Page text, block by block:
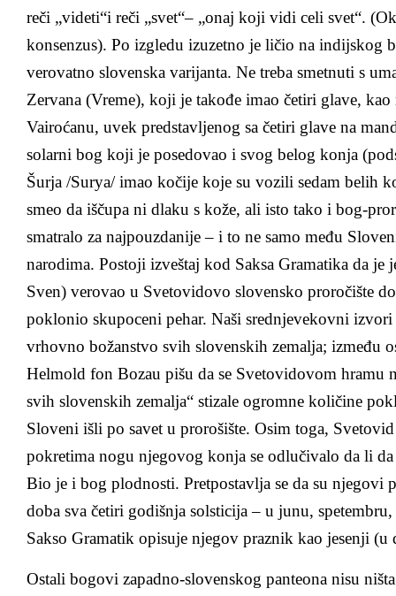
reči „videti“i reči „svet“– „onaj koji vidi celi svet“.
konsenzus). Po izgledu izuzetno je ličio na indijskog
verovatno slovenska varijanta. Ne treba smetnuti s
Zervana (Vreme), koji je takođe imao četiri glave,
Vairoćanu, uvek predstavljenog sa četiri glave na
solarni bog koji je posedovao i svog belog konja
Šurja /Surya/ imao kočije koje su vozili sedam belih
smeo da iščupa ni dlaku s kože, ali isto tako i bog-
smatralo za najpouzdanije – i to ne samo među
narodima. Postoji izveštaj kod Saksa Gramatika da je
Sven) verovao u Svetovidovo slovensko proročište
poklonio skupoceni pehar. Naši srednjevekovni
vrhovno božanstvo svih slovenskih zemalja; između
Helmold fon Bozau pišu da se Svetovidovom hramu
svih slovenskih zemalja“ stizale ogromne količine
Sloveni išli po savet u prorošište. Osim toga,
pokretima nogu njegovog konja se odlučivalo da li
Bio je i bog plodnosti. Pretpostavlja se da su njegovi
doba sva četiri godišnja solsticija – u junu,
Sakso Gramatik opisuje njegov praznik kao jesenji (u
Ostali bogovi zapadno-slovenskog panteona nisu